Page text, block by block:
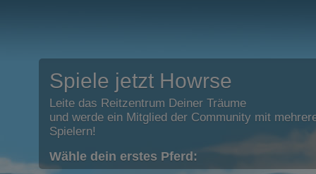
Spiele jetzt Howrse
Leite das Reitzentrum Deiner Träume
und werde ein Mitglied der Community mit
Spielern!
Wähle dein erstes Pferd: